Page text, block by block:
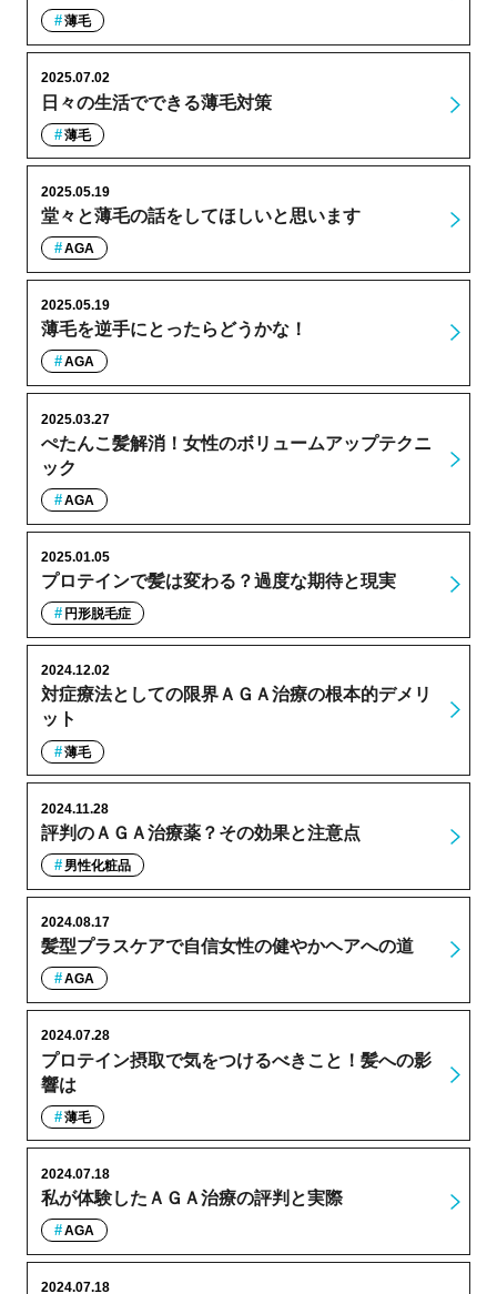
薄毛
日々の生活でできる薄毛対策
2025.07.02
薄毛
堂々と薄毛の話をしてほしいと思います
2025.05.19
AGA
薄毛を逆手にとったらどうかな！
2025.05.19
AGA
ぺたんこ髪解消！女性のボリュームアップテクニ
ック
2025.03.27
AGA
プロテインで髪は変わる？過度な期待と現実
2025.01.05
円形脱毛症
対症療法としての限界ＡＧＡ治療の根本的デメリ
ット
2024.12.02
薄毛
評判のＡＧＡ治療薬？その効果と注意点
2024.11.28
男性化粧品
髪型プラスケアで自信女性の健やかヘアへの道
2024.08.17
AGA
プロテイン摂取で気をつけるべきこと！髪への影
響は
2024.07.28
薄毛
私が体験したＡＧＡ治療の評判と実際
2024.07.18
AGA
2024.07.18